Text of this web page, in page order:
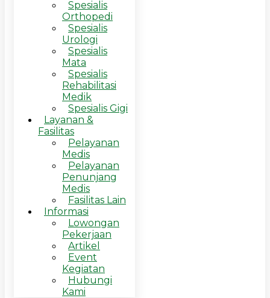
Spesialis
Orthopedi
Spesialis
Urologi
Spesialis
Mata
Spesialis
Rehabilitasi
Medik
Spesialis Gigi
Layanan &
Fasilitas
Pelayanan
Medis
Pelayanan
Penunjang
Medis
Fasilitas Lain
Informasi
Lowongan
Pekerjaan
Artikel
Event
Kegiatan
Hubungi
Kami